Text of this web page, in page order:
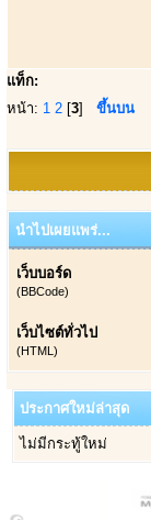
แท็ก:
หน้า: 1 2 [3] ขึ้นบน
นำไปเผยแพร่...
เว็บบอร์ด
(BBCode)
เว็บไซต์ทั่วไป
(HTML)
ประกาศใหม่ล่าสุด
ไม่มีกระทู้ใหม่